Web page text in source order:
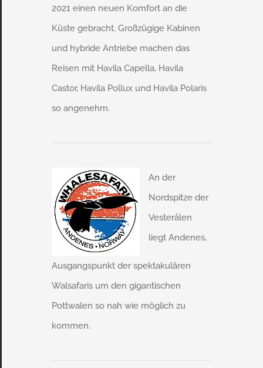
2021 einen neuen Komfort an die
Küste gebracht. Großzügige Kabinen
und hybride Antriebe machen das
Reisen mit Havila Capella, Havila
Castor, Havila Pollux und Havila Polaris
so angenehm.
An der
Nordspitze der
Vesterålen
liegt Andenes,
Ausgangspunkt der spektakulären
Walsafaris um den gigantischen
Pottwalen so nah wie möglich zu
kommen.